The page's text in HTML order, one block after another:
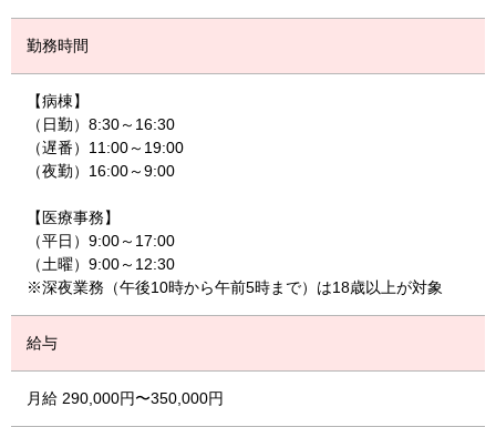
勤務時間
【病棟】
（日勤）8:30～16:30
（遅番）11:00～19:00
（夜勤）16:00～9:00
【医療事務】
（平日）9:00～17:00
（土曜）9:00～12:30
※深夜業務（午後10時から午前5時まで）は18歳以上が対象
給与
月給 290,000円〜350,000円